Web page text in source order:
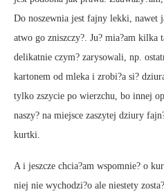
Do noszewnia jest fajny lekki, nawet
atwo go zniszczy?. Ju? mia?am
delikatnie czym? zarysowali, np.
kartonem od mleka i zrobi?a si?
tylko zszycie po wierzchu, bo innej
naszy? na miejsce zaszytej dziury
kurtki.
A i jeszcze chcia?am wspomnie? o
niej nie wychodzi?o ale niestety